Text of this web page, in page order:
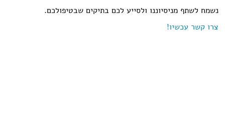
נשמח לשתף מניסיוננו ולסייע לכם בתיקים שבטיפולכם.
צרו קשר עכשיו!